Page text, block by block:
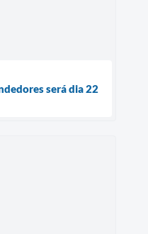
será dia 22